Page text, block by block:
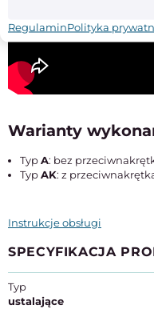
Warianty
TypA: bez
TypAK: z
Instrukcje obsługi
SPECYFIKACJA
Typ
ustalające
RegulaminPolityka